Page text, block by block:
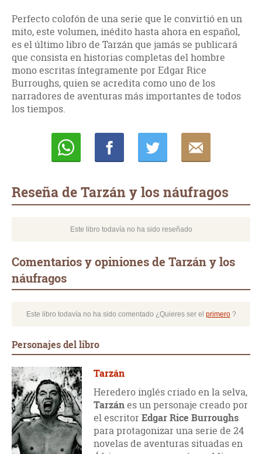
Perfecto colofón de una serie que le convirtió en un
mito, este volumen, inédito hasta ahora en español,
es el último libro de Tarzán que jamás se publicará
que consista en historias completas del hombre
mono escritas íntegramente por Edgar Rice
Burroughs, quien se acredita como uno de los
narradores de aventuras más importantes de todos
los tiempos.
Reseña de Tarzán y los náufragos
Este libro todavía no ha sido reseñado
Comentarios y opiniones de Tarzán y los
náufragos
Este libro todavía no ha sido comentado ¿Quieres ser el primero?
Personajes del libro
Tarzán
Heredero inglés criado en la selva,
Tarzánes un personaje creado por
el escritor Edgar Rice Burroughs
para protagonizar una serie de 24
novelas de aventuras situadas en